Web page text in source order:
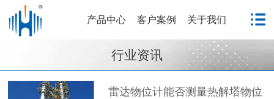
产品中心 客户案例 关于我们
行业资讯
雷达物位计能否测量热解塔物位